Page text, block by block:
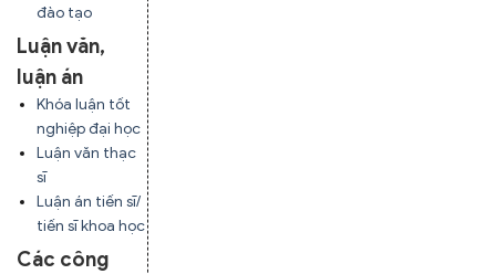
đào tạo
Luận văn,
luận án
Khóa luận tốt
nghiệp đại học
Luận văn thạc
sĩ
Luận án tiến sĩ/
tiến sĩ khoa học
Các công